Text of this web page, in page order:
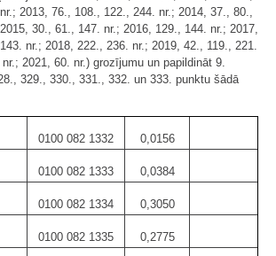
2013, 76., 108., 122., 244. nr.; 2014, 37., 80.,
30., 61., 147. nr.; 2016, 129., 144. nr.; 2017,
nr.; 2018, 222., 236. nr.; 2019, 42., 119., 221.
2021, 60. nr.) grozījumu un papildināt 9.
329., 330., 331., 332. un 333. punktu šādā
0100 082 1332 0,0156
0100 082 1333 0,0384
0100 082 1334 0,3050
0100 082 1335 0,2775